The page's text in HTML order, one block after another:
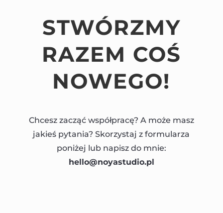
STWÓRZMY
RAZEM COŚ
NOWEGO!
Chcesz zacząć współpracę? A może masz
jakieś pytania? Skorzystaj z formularza
poniżej lub napisz do mnie:
hello@noyastudio.pl